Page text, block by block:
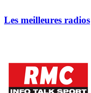
Les meilleures radios